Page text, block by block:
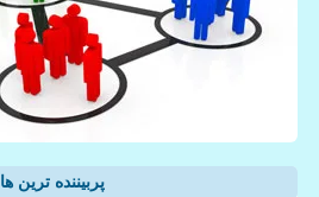
پربیننده ترین ها